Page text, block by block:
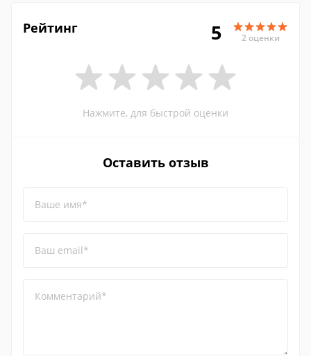
Рейтинг 5 2 оценки
Нажмите, для быстрой оценки
Оставить отзыв
Ваше имя*
Ваш email*
Комментарий*